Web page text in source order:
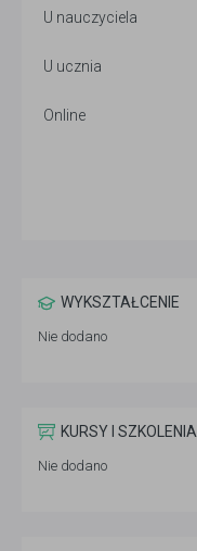
U nauczyciela
U ucznia
Online
WYKSZTAŁCENIE
Nie dodano
KURSY I SZKOLENIA
Nie dodano